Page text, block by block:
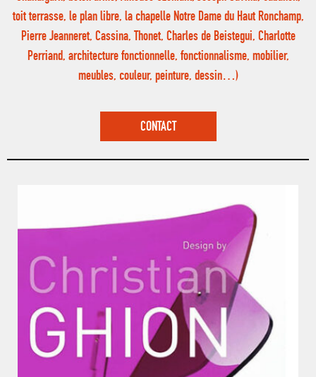
toit terrasse, le plan libre, la chapelle Notre Dame du Haut Ronchamp,
Pierre Jeanneret, Cassina, Thonet, Charles de Beistegui, Charlotte
Perriand, architecture fonctionnelle, fonctionnalisme, mobilier,
meubles, couleur, peinture, dessin…)
CONTACT